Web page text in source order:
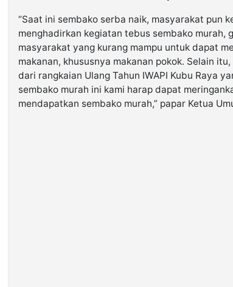
“Saat ini sembako serba naik, masyarakat pun
menghadirkan kegiatan tebus sembako murah,
masyarakat yang kurang mampu untuk dapat
makanan, khususnya makanan pokok. Selain
dari rangkaian Ulang Tahun IWAPI Kubu Raya
sembako murah ini kami harap dapat
mendapatkan sembako murah,” papar Ketua